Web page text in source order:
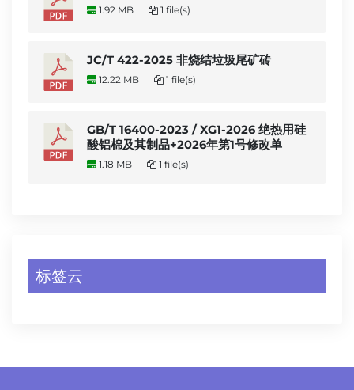
1.92 MB 1 file(s)
JC/T 422-2025 非烧结垃圾尾矿砖
12.22 MB 1 file(s)
GB/T 16400-2023 / XG1-2026 绝热用硅
酸铝棉及其制品+2026年第1号修改单
1.18 MB 1 file(s)
标签云